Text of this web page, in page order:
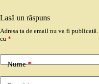
Lasă un răspuns
Adresa ta de email nu va fi publicată.
cu *
Nume*